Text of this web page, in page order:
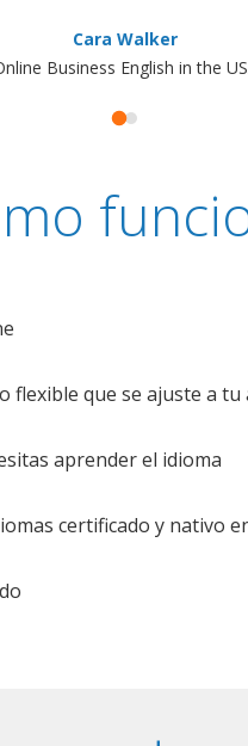
Cara Walker
Business English in the
flexible que se ajuste a tu
aprender el idioma
certificado y nativo